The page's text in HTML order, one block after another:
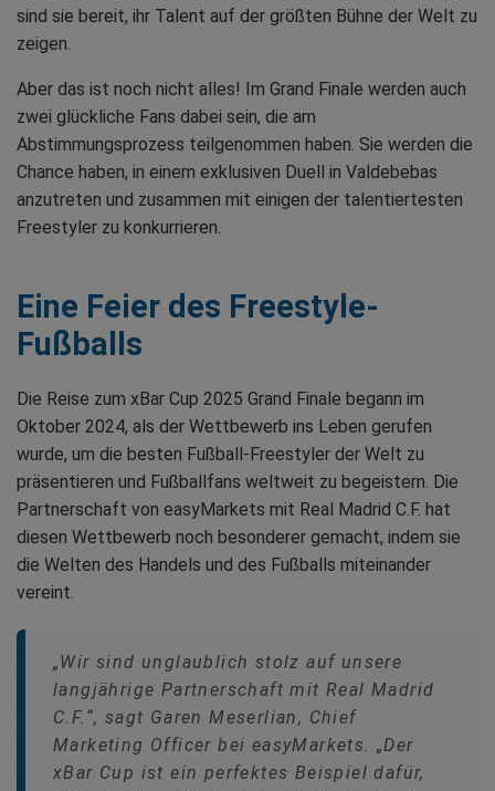
sind sie bereit, ihr Talent auf der größten Bühne der Welt zu
zeigen.
Aber das ist noch nicht alles! Im Grand Finale werden auch
zwei glückliche Fans dabei sein, die am
Abstimmungsprozess teilgenommen haben. Sie werden die
Chance haben, in einem exklusiven Duell in Valdebebas
anzutreten und zusammen mit einigen der talentiertesten
Freestyler zu konkurrieren.
Eine Feier des Freestyle-
Fußballs
Die Reise zum xBar Cup 2025 Grand Finale begann im
Oktober 2024, als der Wettbewerb ins Leben gerufen
wurde, um die besten Fußball-Freestyler der Welt zu
präsentieren und Fußballfans weltweit zu begeistern. Die
Partnerschaft von easyMarkets mit Real Madrid C.F. hat
diesen Wettbewerb noch besonderer gemacht, indem sie
die Welten des Handels und des Fußballs miteinander
vereint.
„Wir sind unglaublich stolz auf unsere
langjährige Partnerschaft mit Real Madrid
C.F.“, sagt Garen Meserlian, Chief
Marketing Officer bei easyMarkets. „Der
xBar Cup ist ein perfektes Beispiel dafür,